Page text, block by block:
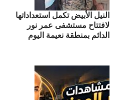
النيل الأبيض تكمل استعداداتها
لافتتاح مستشفى عمر نور
الدائم بمنطقة نعيمة اليوم